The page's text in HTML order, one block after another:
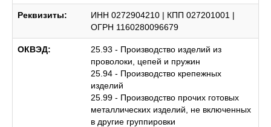
Реквизиты:
ИНН 0272904210 | КПП 027201001 |
ОГРН 1160280096679
ОКВЭД:
25.93 - Производство изделий из
проволоки, цепей и пружин
25.94 - Производство крепежных
изделий
25.99 - Производство прочих готовых
металлических изделий, не включенных
в другие группировки